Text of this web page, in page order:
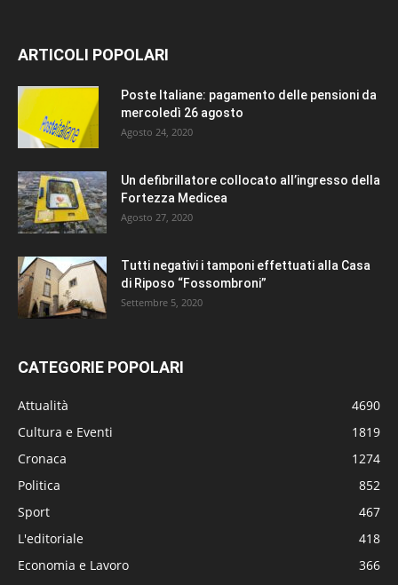
ARTICOLI POPOLARI
Poste Italiane: pagamento delle pensioni da
mercoledì 26 agosto
Agosto 24, 2020
Un defibrillatore collocato all’ingresso della
Fortezza Medicea
Agosto 27, 2020
Tutti negativi i tamponi effettuati alla Casa
di Riposo “Fossombroni”
Settembre 5, 2020
CATEGORIE POPOLARI
Attualità
4690
Cultura e Eventi
1819
Cronaca
1274
Politica
852
Sport
467
L'editoriale
418
Economia e Lavoro
366